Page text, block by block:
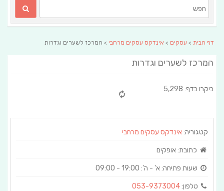
דף הבית > עסקים > אינדקס עסקים מרחבי > המרכז לשערים וגדרות
המרכז לשערים וגדרות
ביקרו בדף: 5,298
קטגוריה:אינדקס עסקים מרחבי
כתובת:אופקים
שעות פתיחה:א' - ה': 19:00 - 09:00
טלפון:053-9373004